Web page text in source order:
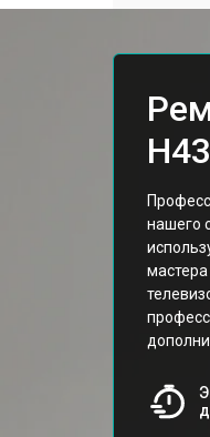
нашего